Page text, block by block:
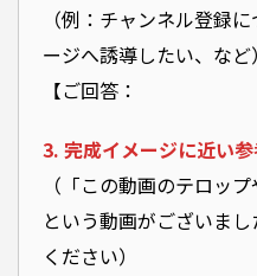
（例：チャンネル登録
ージへ誘導したい、など）
【ご回答
3. 完成イメージに近い
（「この動画のテロッ
という動画がございま
ください）